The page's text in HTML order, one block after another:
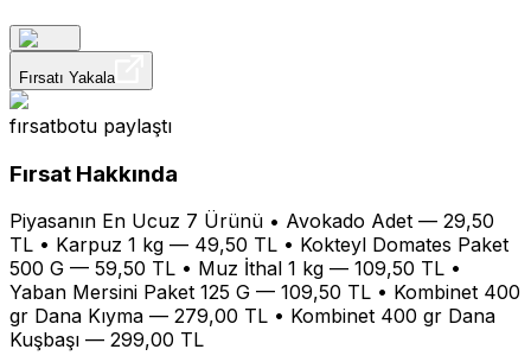
Fırsatı Yakala
fırsatbotu paylaştı
Fırsat Hakkında
Piyasanın En Ucuz 7 Ürünü • Avokado Adet — 29,50
TL • Karpuz 1 kg — 49,50 TL • Kokteyl Domates Paket
500 G — 59,50 TL • Muz İthal 1 kg — 109,50 TL •
Yaban Mersini Paket 125 G — 109,50 TL • Kombinet 400
gr Dana Kıyma — 279,00 TL • Kombinet 400 gr Dana
Kuşbaşı — 299,00 TL